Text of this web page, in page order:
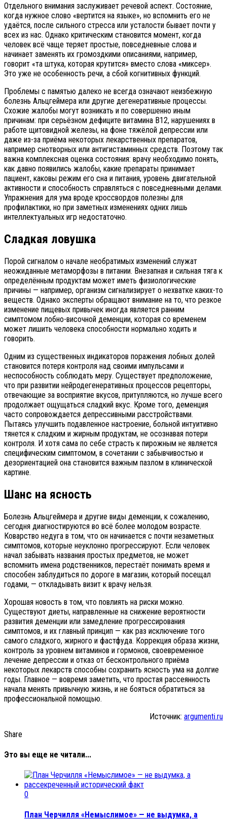
Отдельного внимания заслуживает речевой аспект. Состояние,
когда нужное слово «вертится на языке», но вспомнить его не
удаётся, после сильного стресса или усталости бывает почти у
всех из нас. Однако критическим становится момент, когда
человек всё чаще теряет простые, повседневные слова и
начинает заменять их громоздкими описаниями, например,
говорит «та штука, которая крутится» вместо слова «миксер».
Это уже не особенность речи, а сбой когнитивных функций.
Проблемы с памятью далеко не всегда означают неизбежную
болезнь Альцгеймера или другие дегенеративные процессы.
Схожие жалобы могут возникать и по совершенно иным
причинам: при серьёзном дефиците витамина B12, нарушениях в
работе щитовидной железы, на фоне тяжёлой депрессии или
даже из-за приёма некоторых лекарственных препаратов,
например снотворных или антигистаминных средств. Поэтому так
важна комплексная оценка состояния: врачу необходимо понять,
как давно появились жалобы, какие препараты принимает
пациент, каковы режим его сна и питания, уровень двигательной
активности и способность справляться с повседневными делами.
Упражнения для ума вроде кроссвордов полезны для
профилактики, но при заметных изменениях одних лишь
интеллектуальных игр недостаточно.
Сладкая ловушка
Порой сигналом о начале необратимых изменений служат
неожиданные метаморфозы в питании. Внезапная и сильная тяга к
определённым продуктам может иметь физиологические
причины — например, организм сигнализирует о нехватке каких-то
веществ. Однако эксперты обращают внимание на то, что резкое
изменение пищевых привычек иногда является ранним
симптомом лобно-височной деменции, которая со временем
может лишить человека способности нормально ходить и
говорить.
Одним из существенных индикаторов поражения лобных долей
становится потеря контроля над своими импульсами и
неспособность соблюдать меру. Существует предположение,
что при развитии нейродегенеративных процессов рецепторы,
отвечающие за восприятие вкусов, притупляются, но лучше всего
продолжает ощущаться сладкий вкус. Кроме того, деменция
часто сопровождается депрессивными расстройствами.
Пытаясь улучшить подавленное настроение, больной интуитивно
тянется к сладким и жирным продуктам, не осознавая потери
контроля. И хотя сама по себе страсть к пирожным не является
специфическим симптомом, в сочетании с забывчивостью и
дезориентацией она становится важным пазлом в клинической
картине.
Шанс на ясность
Болезнь Альцгеймера и другие виды деменции, к сожалению,
сегодня диагностируются во всё более молодом возрасте.
Коварство недуга в том, что он начинается с почти незаметных
симптомов, которые неуклонно прогрессируют. Если человек
начал забывать названия простых предметов, не может
вспомнить имена родственников, перестаёт понимать время и
способен заблудиться по дороге в магазин, который посещал
годами, — откладывать визит к врачу нельзя.
Хорошая новость в том, что повлиять на риски можно.
Существуют диеты, направленные на снижение вероятности
развития деменции или замедление прогрессирования
симптомов, и их главный принцип — как раз исключение того
самого сладкого, жирного и фастфуда. Коррекция образа жизни,
контроль за уровнем витаминов и гормонов, своевременное
лечение депрессии и отказ от бесконтрольного приёма
некоторых лекарств способны сохранить ясность ума на долгие
годы. Главное — вовремя заметить, что простая рассеянность
начала менять привычную жизнь, и не бояться обратиться за
профессиональной помощью.
Источник: argumenti.ru
Share
Это вы еще не читали...
0
План Черчилля «Немыслимое» — не выдумка, а